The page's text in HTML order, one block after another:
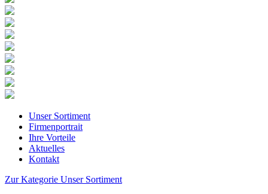
Unser Sortiment
Firmenportrait
Ihre Vorteile
Aktuelles
Kontakt
Zur Kategorie Unser Sortiment